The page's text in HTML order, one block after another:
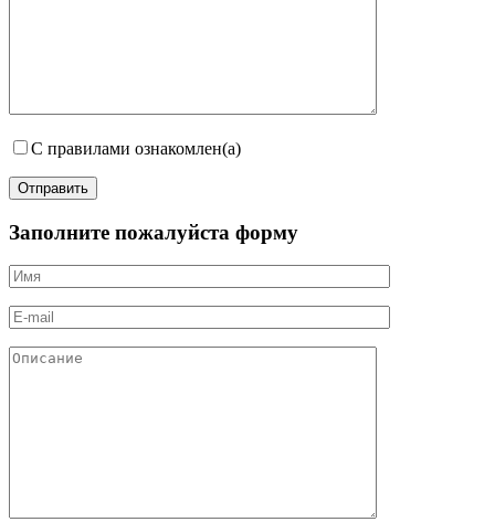
С правилами ознакомлен(а)
Заполните пожалуйста форму